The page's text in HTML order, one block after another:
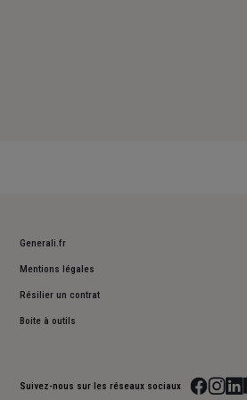
Generali.fr
Mentions légales
Résilier un contrat
Boite à outils
Suivez-nous sur les réseaux sociaux